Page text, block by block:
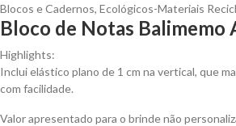
Blocos e Cadernos, Ecológicos-Materiais
Bloco de Notas Balimemo
Highlights:
Inclui elástico plano de 1 cm na vertical, que
com facilidade.
Valor apresentado para o brinde não